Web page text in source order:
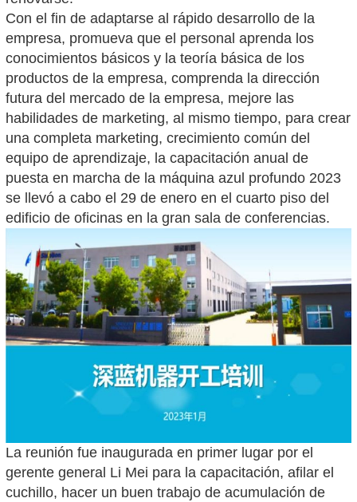
Con el fin de adaptarse al rápido desarrollo de la
empresa, promueva que el personal aprenda los
conocimientos básicos y la teoría básica de los
productos de la empresa, comprenda la dirección
futura del mercado de la empresa, mejore las
habilidades de marketing, al mismo tiempo, para crear
una completa marketing, crecimiento común del
equipo de aprendizaje, la capacitación anual de
puesta en marcha de la máquina azul profundo 2023
se llevó a cabo el 29 de enero en el cuarto piso del
edificio de oficinas en la gran sala de conferencias.
La reunión fue inaugurada en primer lugar por el
gerente general Li Mei para la capacitación, afilar el
cuchillo, hacer un buen trabajo de acumulación de